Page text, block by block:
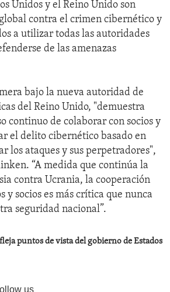
Unidos y el Reino Unido son
contra el crimen cibernético y
a utilizar todas las autoridades
de las amenazas
bajo la nueva autoridad de
del Reino Unido, "demuestra
continuo de colaborar con socios y
el delito cibernético basado en
los ataques y sus perpetradores",
“A medida que continúa la
contra Ucrania, la cooperación
y socios es más crítica que nunca
seguridad nacional”.
puntos de vista del gobierno de Estados
us